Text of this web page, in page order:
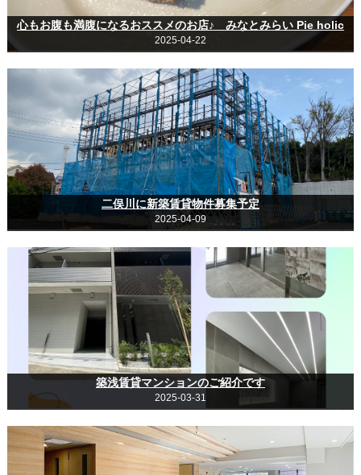
心もお腹も満腹になるおススメのお店♪ みなとみらい Pie holic
2025-04-22
二俣川に新築賃貸物件募集予定
2025-04-09
築浅賃貸マンションのご紹介です
2025-03-31